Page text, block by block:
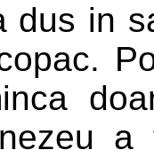
dus in